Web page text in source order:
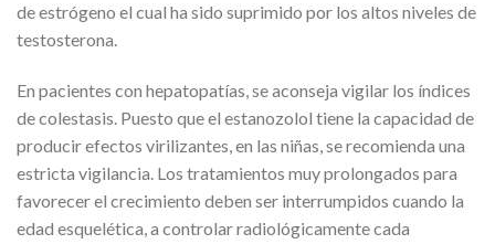
de estrógeno el cual ha sido suprimido por los altos niveles de
testosterona.
En pacientes con hepatopatías, se aconseja vigilar los índices
de colestasis. Puesto que el estanozolol tiene la capacidad de
producir efectos virilizantes, en las niñas, se recomienda una
estricta vigilancia. Los tratamientos muy prolongados para
favorecer el crecimiento deben ser interrumpidos cuando la
edad esquelética, a controlar radiológicamente cada